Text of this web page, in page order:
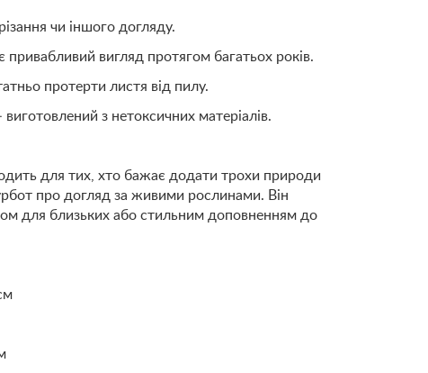
чи іншого догляду.
привабливий вигляд протягом багатьох років.
протерти листя від пилу.
з нетоксичних матеріалів.
для тих, хто бажає додати трохи природи
про догляд за живими рослинами. Він
для близьких або стильним доповненням до